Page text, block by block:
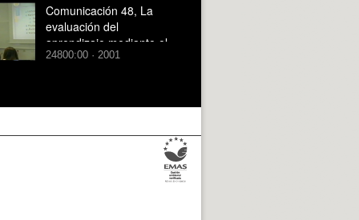
Comunicación 48, La
evaluación del
aprendizaje mediante el
desarrollo de objetivos
24800:00 · 2001